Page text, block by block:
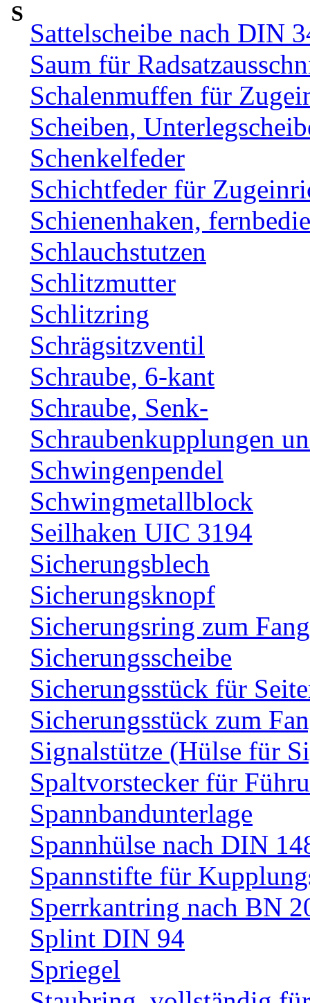
S
Sattelscheibe nach DIN
Saum für
Schalenmuffen für
Scheiben,
Schenkelfeder
Schichtfeder für
Schienenhaken,
Schlauchstutzen
Schlitzmutter
Schlitzring
Schrägsitzventil
Schraube, 6-kant
Schraube, Senk-
Schraubenkupplungen
Schwingenpendel
Schwingmetallblock
Seilhaken UIC 3194
Sicherungsblech
Sicherungsknopf
Sicherungsring zum
Sicherungsscheibe
Sicherungsstück für
Sicherungsstück zum
Signalstütze (Hülse für
Spaltvorstecker für
Spannbandunterlage
Spannhülse nach DIN
Spannstifte für
Sperrkantring nach BN
Splint DIN 94
Spriegel